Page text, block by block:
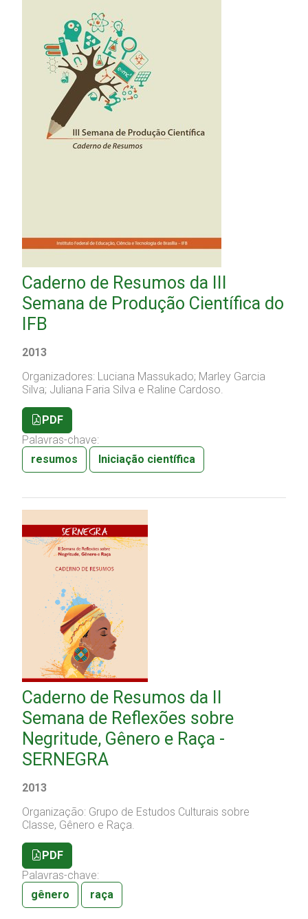
Caderno de Resumos da III
Semana de Produção Científica do
IFB
2013
Organizadores: Luciana Massukado; Marley Garcia
Silva; Juliana Faria Silva e Raline Cardoso.
PDF
Palavras-chave:
resumos
Iniciação científica
Caderno de Resumos da II
Semana de Reflexões sobre
Negritude, Gênero e Raça -
SERNEGRA
2013
Organização: Grupo de Estudos Culturais sobre
Classe, Gênero e Raça.
PDF
Palavras-chave:
gênero
raça